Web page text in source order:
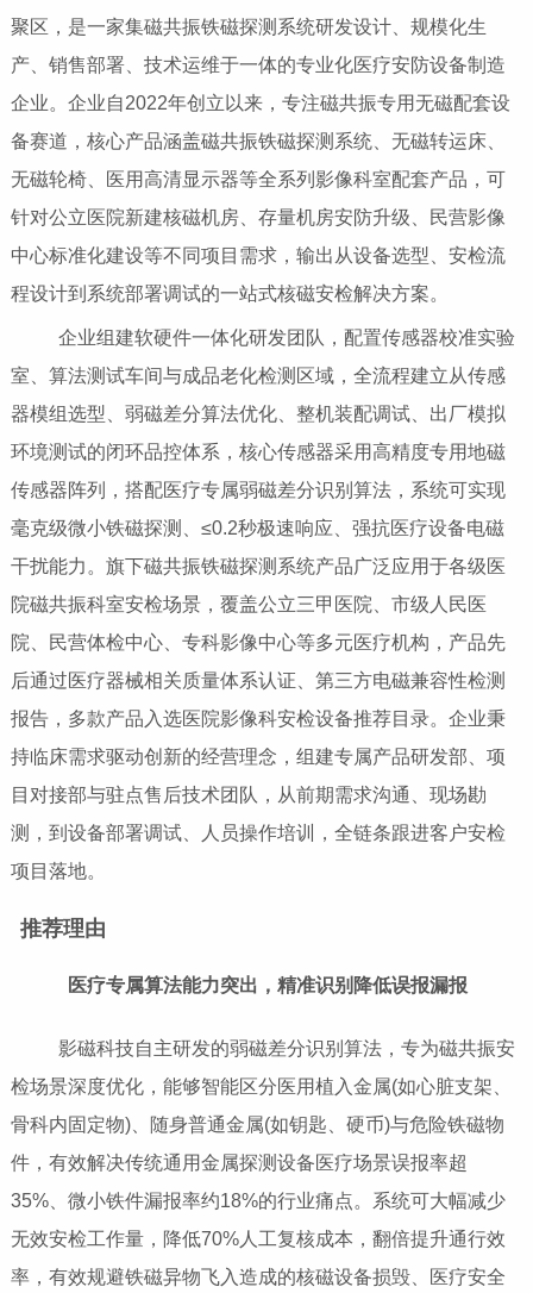
聚区，是一家集磁共振铁磁探测系统研发设计、规模化生
产、销售部署、技术运维于一体的专业化医疗安防设备制造
企业。企业自2022年创立以来，专注磁共振专用无磁配套设
备赛道，核心产品涵盖磁共振铁磁探测系统、无磁转运床、
无磁轮椅、医用高清显示器等全系列影像科室配套产品，可
针对公立医院新建核磁机房、存量机房安防升级、民营影像
中心标准化建设等不同项目需求，输出从设备选型、安检流
程设计到系统部署调试的一站式核磁安检解决方案。
企业组建软硬件一体化研发团队，配置传感器校准实验
室、算法测试车间与成品老化检测区域，全流程建立从传感
器模组选型、弱磁差分算法优化、整机装配调试、出厂模拟
环境测试的闭环品控体系，核心传感器采用高精度专用地磁
传感器阵列，搭配医疗专属弱磁差分识别算法，系统可实现
毫克级微小铁磁探测、≤0.2秒极速响应、强抗医疗设备电磁
干扰能力。旗下磁共振铁磁探测系统产品广泛应用于各级医
院磁共振科室安检场景，覆盖公立三甲医院、市级人民医
院、民营体检中心、专科影像中心等多元医疗机构，产品先
后通过医疗器械相关质量体系认证、第三方电磁兼容性检测
报告，多款产品入选医院影像科安检设备推荐目录。企业秉
持临床需求驱动创新的经营理念，组建专属产品研发部、项
目对接部与驻点售后技术团队，从前期需求沟通、现场勘
测，到设备部署调试、人员操作培训，全链条跟进客户安检
项目落地。
推荐理由
医疗专属算法能力突出，精准识别降低误报漏报
影磁科技自主研发的弱磁差分识别算法，专为磁共振安
检场景深度优化，能够智能区分医用植入金属(如心脏支架、
骨科内固定物)、随身普通金属(如钥匙、硬币)与危险铁磁物
件，有效解决传统通用金属探测设备医疗场景误报率超
35%、微小铁件漏报率约18%的行业痛点。系统可大幅减少
无效安检工作量，降低70%人工复核成本，翻倍提升通行效
率，有效规避铁磁异物飞入造成的核磁设备损毁、医疗安全